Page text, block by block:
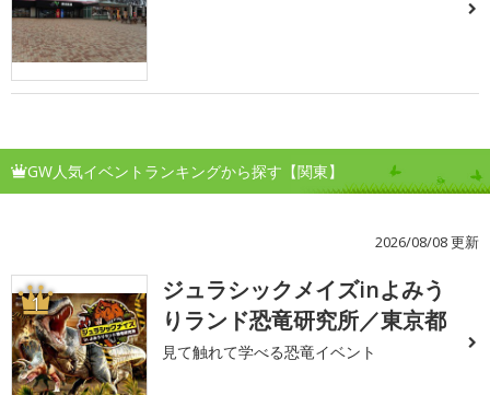
GW人気イベントランキングから探す【関東】
2026/08/08 更新
1
ジュラシックメイズinよみう
りランド恐竜研究所／東京都
見て触れて学べる恐竜イベント